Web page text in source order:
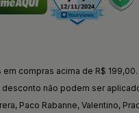
compras acima de R$ 199,00.
não podem ser
Paco Rabanne, Valentino,